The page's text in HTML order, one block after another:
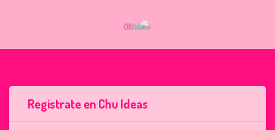
Registrate en Chu Ideas